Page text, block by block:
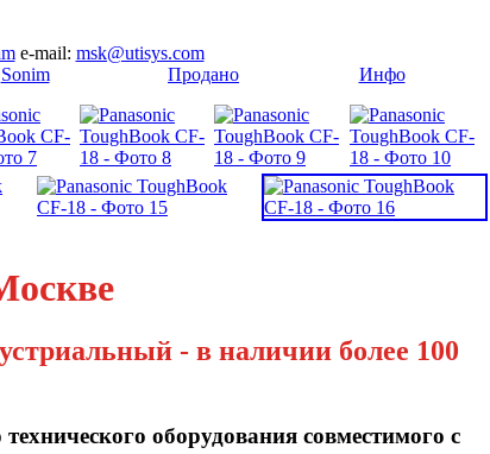
e-mail: msk@utisys.com
Sonim Продано Инфо
- в наличии более 100
оборудования совместимого с